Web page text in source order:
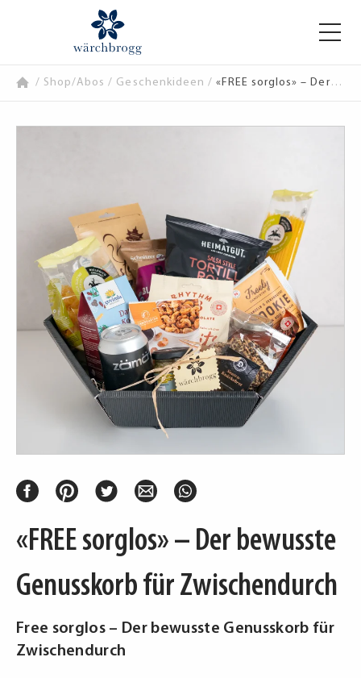
/ Shop/Abos / Geschenkideen / «FREE sorglos» – Der bewusste Genusskorb für Zwischendurch
«FREE sorglos» – Der bewusste
Genusskorb für Zwischendurch
Free sorglos – Der bewusste Genusskorb für
Zwischendurch